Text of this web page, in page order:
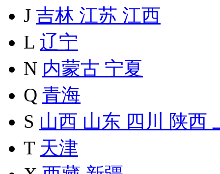
J 吉林 江苏 江西
L 辽宁
N 内蒙古 宁夏
Q 青海
S 山西 山东 四川 陕西
T 天津